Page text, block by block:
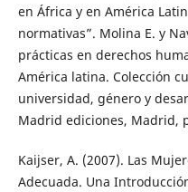
en África y en América
normativas”. Molina E. y
prácticas en derechos
América latina. Colección
universidad, género y
Madrid ediciones, Madrid,
Kaijser, A. (2007). Las
Adecuada. Una